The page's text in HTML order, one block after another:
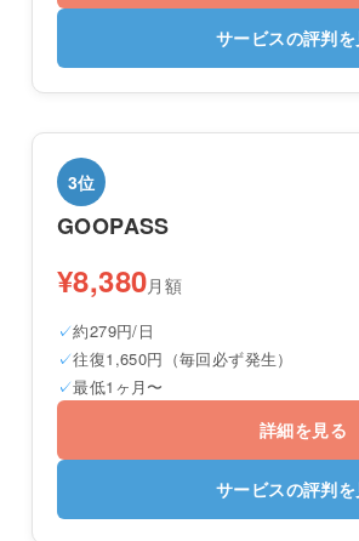
サービスの評判
3位
GOOPASS
¥8,380月額
約279円/日
往復1,650円（毎回必ず発生）
最低1ヶ月〜
詳細を見る
サービスの評判